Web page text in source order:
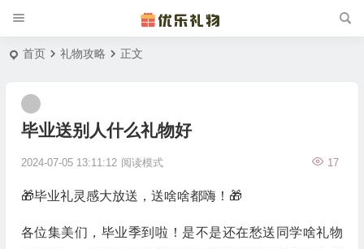
首页 礼物攻略 正文
毕业送别人什么礼物好
2024-07-05 13:11:12 17
阅读模式
🎁毕业礼灵感大放送，送啥啥都嗨！🎁
各位集美们，毕业季到啦！是不是还在愁送同学啥礼物